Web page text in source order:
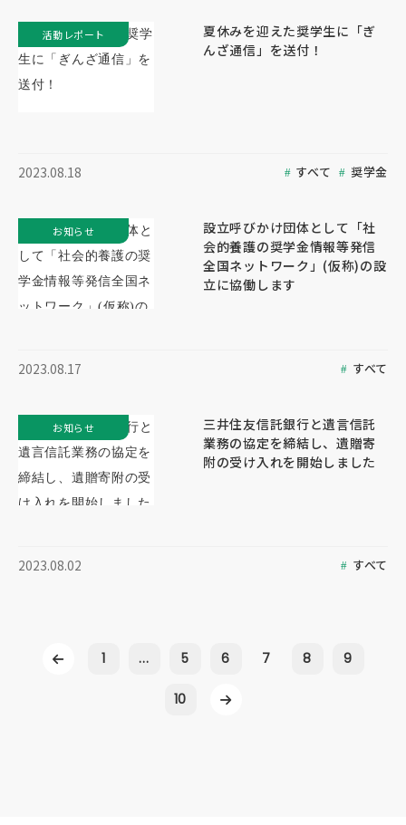
夏休みを迎えた奨学生に「ぎ
んざ通信」を送付！
2023.08.18 すべて 奨学金
活動レポート
設立呼びかけ団体として「社
会的養護の奨学金情報等発信
全国ネットワーク」(仮称)の設
立に協働します
2023.08.17 すべて
お知らせ
三井住友信託銀行と遺言信託
業務の協定を締結し、遺贈寄
附の受け入れを開始しました
2023.08.02 すべて
お知らせ
1 ... 5 6 7 8 9
10